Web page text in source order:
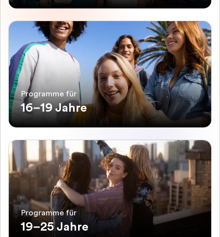
Programme für
16–19 Jahre
Programme für
19–25 Jahre